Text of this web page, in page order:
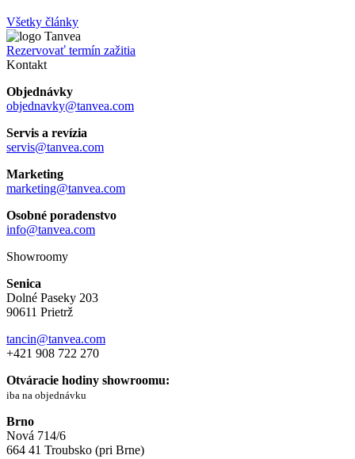
Všetky články
Rezervovať termín zažitia
Kontakt
Objednávky
objednavky@tanvea.com
Servis a revízia
servis@tanvea.com
Marketing
marketing@tanvea.com
Osobné poradenstvo
info@tanvea.com
Showroomy
Senica
Dolné Paseky 203
90611 Prietrž
tancin@tanvea.com
+421 908 722 270
Otváracie hodiny showroomu:
iba na objednávku
Brno
Nová 714/6
664 41 Troubsko (pri Brne)